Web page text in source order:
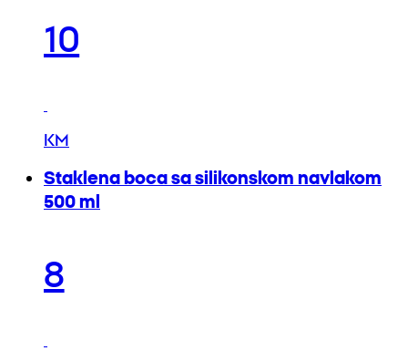
10
KM
Staklena boca sa silikonskom navlakom
500 ml
8